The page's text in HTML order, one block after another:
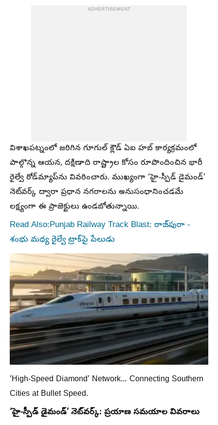
ADVERTISEMENT
విశాఖపట్నంలో జరిగిన గూగుల్ క్లౌడ్ ఏఐ హబ్ కార్యక్రమంలో
పాల్గొన్న ఆయన, దక్షిణాది రాష్ట్రాల కోసం రూపొందించిన భారీ
రైల్వే రోడ్‌మ్యాప్‌ను వివరించారు. ముఖ్యంగా ‘హై-స్పీడ్ డైమండ్’
నెట్‌వర్క్ ద్వారా ప్రధాన నగరాలను అనుసంధానించడమే
లక్ష్యంగా ఈ ప్రాజెక్టులు ఉండబోతున్నాయి.
Read Also:Punjab Railway Track Blast: రాజ్‌పురా -
శంభు మధ్య రైల్వే ట్రాక్‌పై పేలుడు
‘High-Speed ​​Diamond’ Network… Connecting Southern
Cities at Bullet Speed.
‘హై-స్పీడ్ డైమండ్’ నెట్‌వర్క్: ప్రయాణ సమయాల వివరాలు